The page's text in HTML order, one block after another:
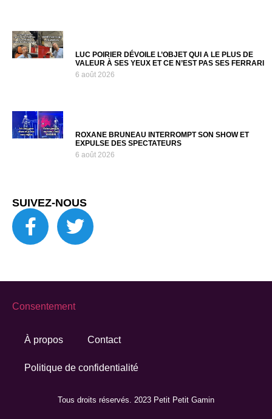
LUC POIRIER DÉVOILE L’OBJET QUI A LE PLUS DE
VALEUR À SES YEUX ET CE N’EST PAS SES FERRARI
6 août 2026
ROXANE BRUNEAU INTERROMPT SON SHOW ET
EXPULSE DES SPECTATEURS
6 août 2026
SUIVEZ-NOUS
Tous droits réservés. 2023 Petit Petit Gamin
À propos Contact
Politique de confidentialité
Consentement